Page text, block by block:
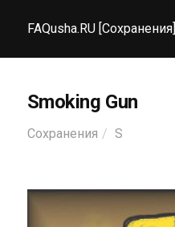
FAQusha.RU [Сохранения]
Smoking Gun
Сохранения S